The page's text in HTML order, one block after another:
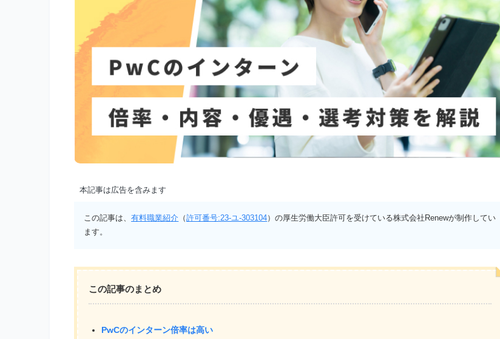
本記事は広告を含みます
この記事は、有料職業紹介 （許可番号:23-ユ-303104）の厚生労働大臣許可を受けている株式会社Renewが制作してい
ます。
この記事のまとめ
PwCのインターン倍率は高い